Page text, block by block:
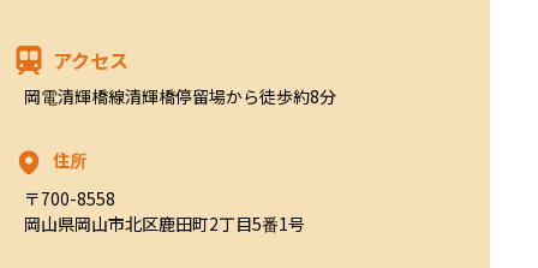
アクセス
岡電清輝橋線清輝橋停留場から徒歩約8分
住所
〒700-8558
岡山県岡山市北区鹿田町2丁目5番1号